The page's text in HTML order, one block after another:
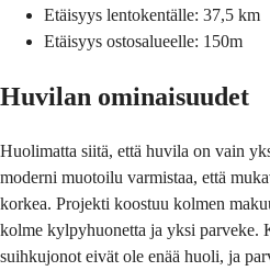
Etäisyys lentokentälle: 37,5 km
Etäisyys ostosalueelle: 150m
Huvilan ominaisuudet
Huolimatta siitä, että huvila on vain
moderni muotoilu varmistaa, että
korkea. Projekti koostuu kolmen
kolme kylpyhuonetta ja yksi parveke.
suihkujonot eivät ole enää huoli, ja